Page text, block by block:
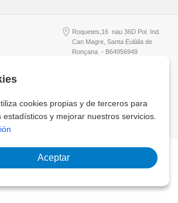
Roquetes,16 nau 36D Pol. Ind.
Can Magre, Santa Eulàlia de
Ronçana - B64956949
cookies propias y de terceros para
estadísticos y mejorar nuestros servicios.
Aceptar